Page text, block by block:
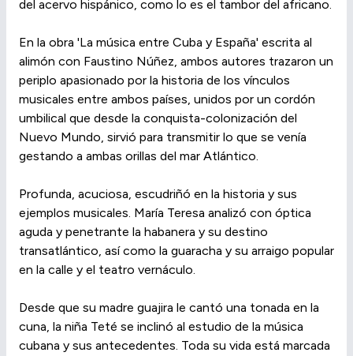
del acervo hispánico, como lo es el tambor del africano.
En la obra 'La música entre Cuba y España' escrita al
alimón con Faustino Núñez, ambos autores trazaron un
periplo apasionado por la historia de los vínculos
musicales entre ambos países, unidos por un cordón
umbilical que desde la conquista-colonización del
Nuevo Mundo, sirvió para transmitir lo que se venía
gestando a ambas orillas del mar Atlántico.
Profunda, acuciosa, escudriñó en la historia y sus
ejemplos musicales. María Teresa analizó con óptica
aguda y penetrante la habanera y su destino
transatlántico, así como la guaracha y su arraigo popular
en la calle y el teatro vernáculo.
Desde que su madre guajira le cantó una tonada en la
cuna, la niña Teté se inclinó al estudio de la música
cubana y sus antecedentes. Toda su vida está marcada